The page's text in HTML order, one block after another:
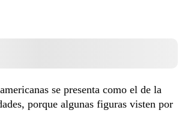
se presenta como el de la
porque algunas figuras visten por